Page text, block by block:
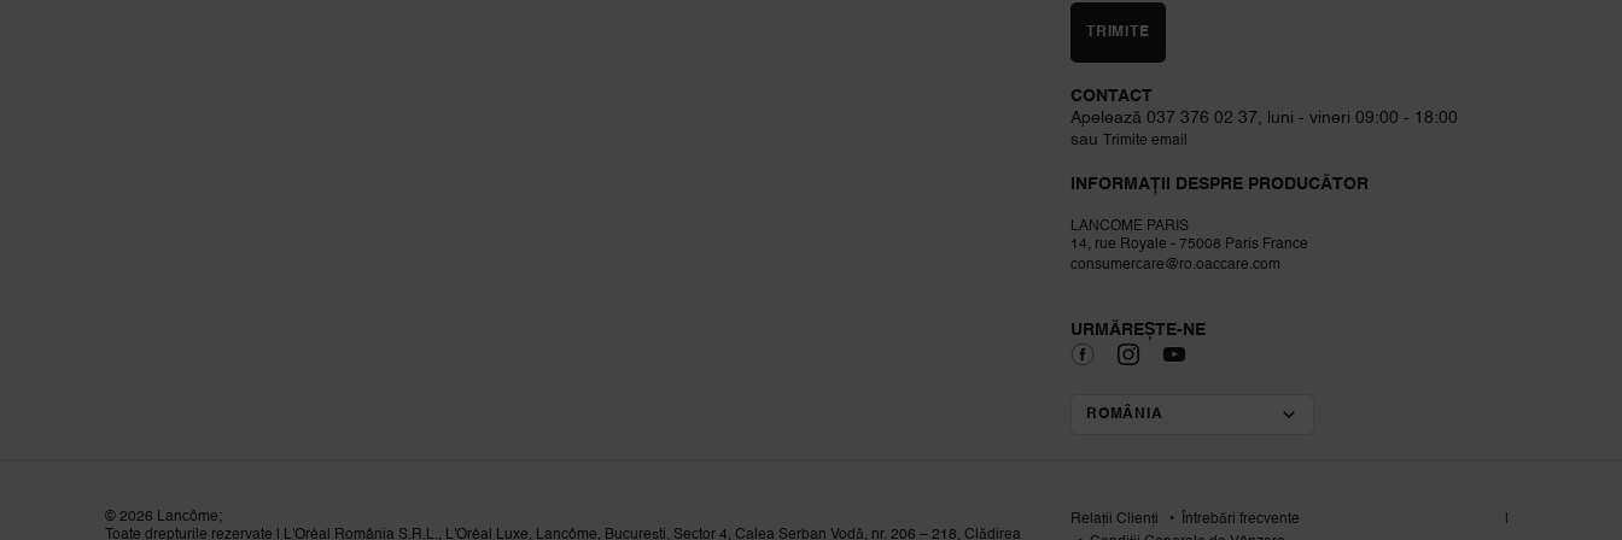
TRIMITE
CONTACT
Apelează 037 376 02 37, luni - vineri 09:00 - 18:00
sau
Trimite email
INFORMAȚII DESPRE PRODUCĂTOR
LANCOME PARIS
14, rue Royale - 75008 Paris France
consumercare@ro.oaccare.com
URMĂREȘTE-NE
ROMÂNIA SCHIMBĂ LOCAȚIA
© 2026 Lancôme;
Toate drepturile rezervate | L'Oréal România S.R.L., L'Oréal Luxe, Lancôme, București, Sector 4, Calea Șerban Vodă, nr. 206 – 218, Clădirea
Relații Clienți
Întrebări frecvente